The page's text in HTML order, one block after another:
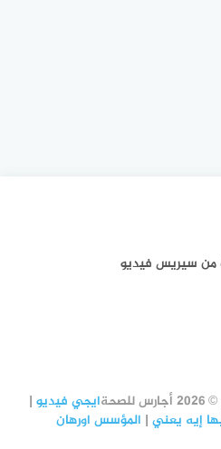
من سيريس فيديو
ايجي فيديو |
إيه يعني | المؤسس اورهان